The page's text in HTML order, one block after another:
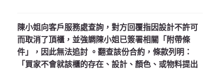
陳小姐向客戶服務處查詢，對方回覆指因設計不許可
而取消了頂櫃，並強調陳小姐已簽署相關「附帶條
件」，因此無法追討 。翻查該份合約，條款列明：
「買家不會就該櫃的存在、設計、顏色、或物料提出